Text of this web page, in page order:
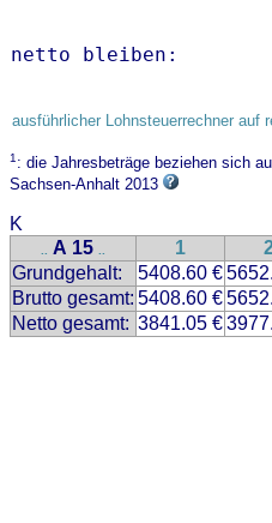
netto
ausführlicher Lohnsteuerrechner auf
1: die Jahresbeträge beziehen sich
Sachsen-Anhalt 2013
K
.. A 15 .. 1
Grundgehalt:
5408.60 €
Brutto gesamt: 5408.60 €
Netto gesamt: 3841.05 €